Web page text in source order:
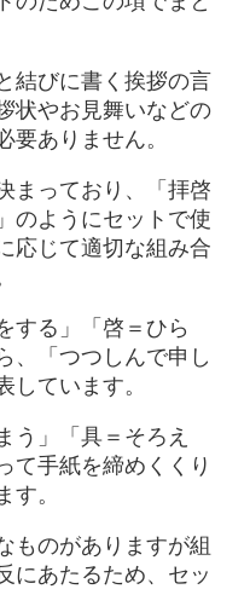
結びに書く挨拶の言
状やお見舞いなどの
要ありません。
まっており、「拝啓
のようにセットで使
応じて適切な組み合
する」「啓＝ひら
、「つつしんで申し
しています。
う」「具＝そろえ
て手紙を締めくくり
す。
ものがありますが組
にあたるため、セッ